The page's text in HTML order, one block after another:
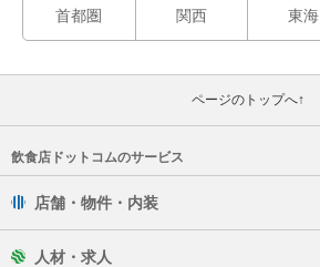
首都圏 関西 東海
ページのトップへ↑
飲食店ドットコムのサービス
店舗・物件・内装
人材・求人